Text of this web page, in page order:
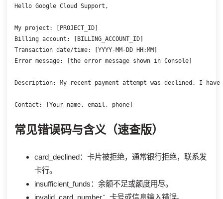
Hello Google Cloud Support,
My project: [PROJECT_ID]
Billing account: [BILLING_ACCOUNT_ID]
Transaction date/time: [YYYY-MM-DD HH:MM]
Error message: [the error message shown in Console]
Description: My recent payment attempt was declined. I
常见错误码与含义（速查版）
card_declined：卡片被拒绝，通常银行拒绝，联系发
卡行。
insufficient_funds：余额不足或额度用尽。
invalid_card_number：卡号或信息输入错误。